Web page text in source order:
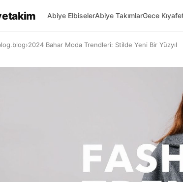
Abiye ElbiselerAbiye TakımlarGece
›2024 Bahar Moda Trendleri: Stilde Yeni Bir Yüzyıl